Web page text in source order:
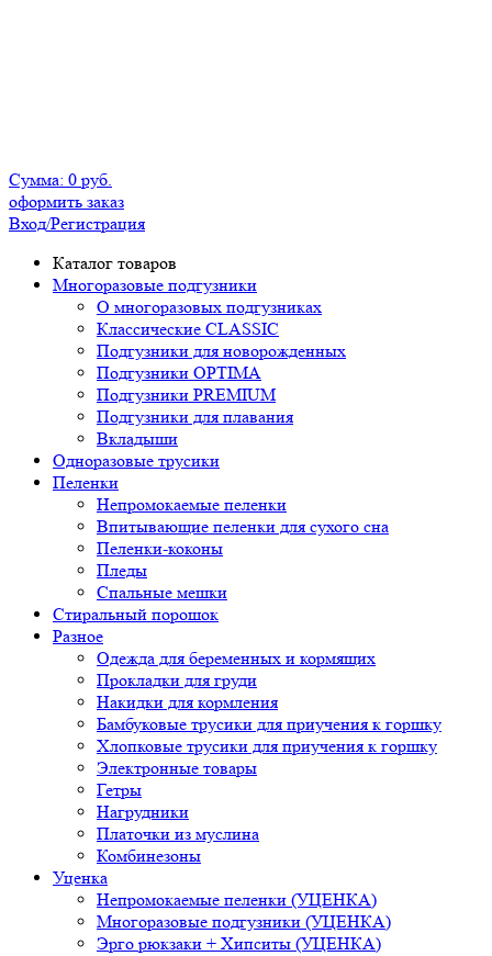
Сумма: 0 руб.
оформить заказ
Вход/Регистрация
Каталог товаров
Многоразовые подгузники
О многоразовых подгузниках
Классические CLASSIC
Подгузники для новорожденных
Подгузники OPTIMA
Подгузники PREMIUM
Подгузники для плавания
Вкладыши
Одноразовые трусики
Пеленки
Непромокаемые пеленки
Впитывающие пеленки для сухого сна
Пеленки-коконы
Пледы
Спальные мешки
Стиральный порошок
Разное
Одежда для беременных и кормящих
Прокладки для груди
Накидки для кормления
Бамбуковые трусики для приучения к горшку
Хлопковые трусики для приучения к горшку
Электронные товары
Гетры
Нагрудники
Платочки из муслина
Комбинезоны
Уценка
Непромокаемые пеленки (УЦЕНКА)
Многоразовые подгузники (УЦЕНКА)
Эрго рюкзаки + Хипситы (УЦЕНКА)